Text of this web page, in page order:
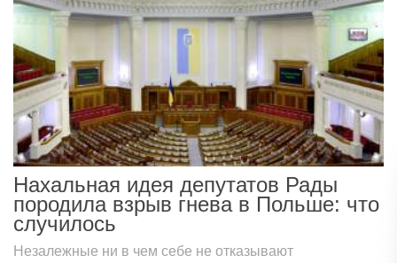
Нахальная идея депутатов Рады
породила взрыв гнева в Польше: что
случилось
Незалежные ни в чем себе не отказывают